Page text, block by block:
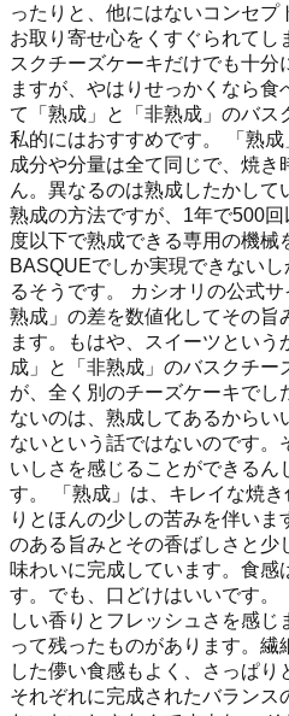
ったりと、他にはないコンセプ
お取り寄せ心をくすぐられてし
スクチーズケーキだけでも十分
ますが、やはりせっかくなら食
て「熟成」と「非熟成」のバス
私的にはおすすめです。 「熟
成分や分量は全て同じで、焼
ん。異なるのは熟成したかして
熟成の方法ですが、1年で500
度以下で熟成できる専用の機械
BASQUEでしか実現できない
るそうです。 カシオリの公式
熟成」の差を数値化してその旨
ます。もはや、スイーツとい
成」と「非熟成」のバスクチー
が、全く別のチーズケーキでし
ないのは、熟成してあるからい
ないという話ではないのです。
いしさを感じることができるん
す。 「熟成」は、キレイな焼
りとほんの少しの苦みを伴い
のある旨みとその香ばしさと少
味わいに完成しています。食
す。でも、口どけはいいです。
しい香りとフレッシュさを感じ
って残ったものがあります。繊
した儚い食感もよく、さっぱり
それぞれに完成されたバラン